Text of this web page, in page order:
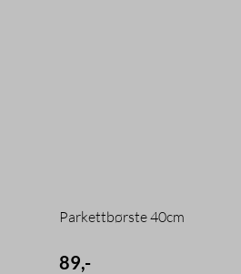
Parkettbørste 40cm
89,-